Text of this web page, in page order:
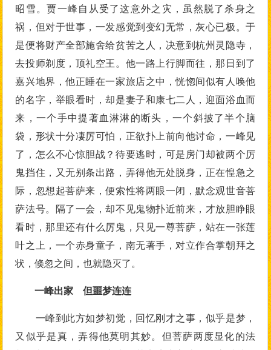
昭雪。贾一峰自从受了这意外之灾，虽然脱了杀身之
祸，但对于世事，一发感觉到变幻无常，灰心已极。于
是便将财产全部施舍给贫苦之人，决意到杭州灵隐寺，
去投师剃度，顶礼空王。他一路上行脚而往，那日到了
嘉兴地界，他正睡在一家旅店之中，恍惚间似有人唤他
的名字，举眼看时，却是妻子和康七二人，迎面浴血而
来，一个手中提著血淋淋的断头，一个斜披了半个脑
袋，形状十分凄厉可怕，正欲扑上前向他讨命，一峰见
了，怎么不心惊胆战？待要逃时，可是房门却被两个厉
鬼挡住，又无别条出路，弄得他无处脱身，正在惶急之
际，忽想起菩萨来，便索性将两眼一闭，默念观世音菩
萨法号。隔了一会，却不见鬼物扑近前来，才放胆睁眼
看时，那里还有什么厉鬼，只见一尊菩萨，站在一张莲
叶之上，一个赤身童子，南无著手，对立作合掌朝拜之
状，倏忽之间，也就隐灭了。
一峰出家 但噩梦连连
一峰到此方如梦初觉，回忆刚才之事，似乎是梦，
又似乎是真，弄得他莫明其妙。但菩萨两度显化的法